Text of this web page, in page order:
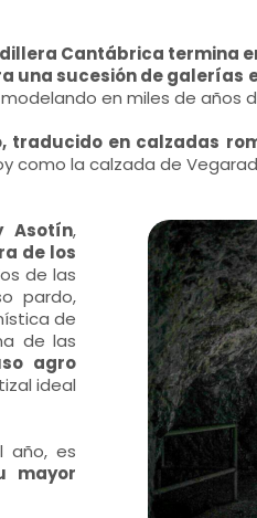
Cantábrica termina
una sucesión de galerías
en miles de años
en calzadas
como la calzada de
Asotín,
de los
de las
pardo,
de
de las
agro
ideal
año, es
mayor